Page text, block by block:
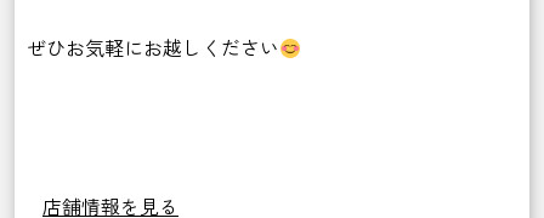
ぜひお気軽にお越しください
店舗情報を見る